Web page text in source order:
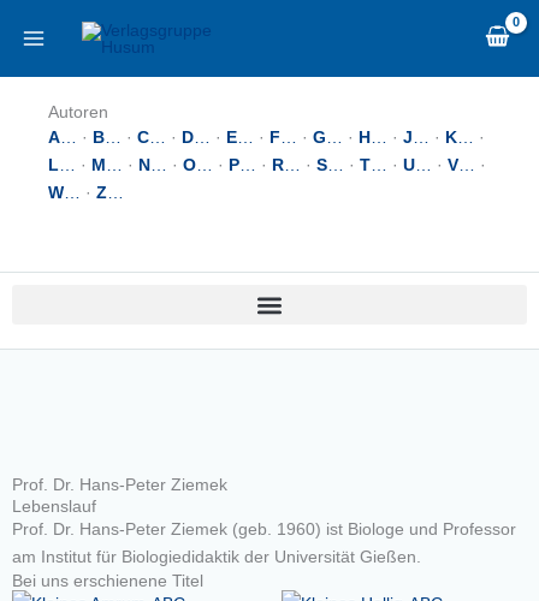
Inhalt
Autoren
A
· B · C · D · E · F · G · H · J · K
·
L
· M · N · O · P · R · S · T · U · V
·
W
· Z
Prof. Dr. Hans-Peter Ziemek
Lebenslauf
Prof. Dr. Hans-Peter Ziemek (geb. 1960) ist Biologe und Professor
am Institut für Biologiedidaktik der Universität Gießen.
Bei uns erschienene Titel